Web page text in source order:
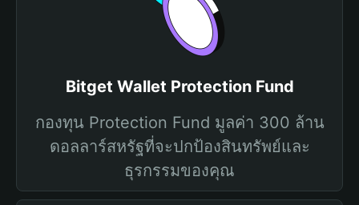
Bitget Wallet Protection Fund
กองทุน Protection Fund มูลค่า 300 ล้าน
ดอลลาร์สหรัฐที่จะปกป้องสินทรัพย์และ
ธุรกรรมของคุณ